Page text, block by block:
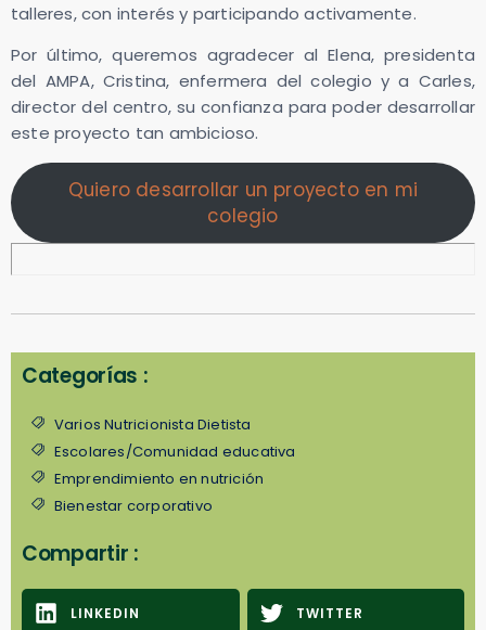
talleres, con interés y participando activamente.
Por último, queremos agradecer al Elena, presidenta
del AMPA, Cristina, enfermera del colegio y a Carles,
director del centro, su confianza para poder desarrollar
este proyecto tan ambicioso.
Quiero desarrollar un proyecto en mi
colegio
Categorías :
Varios Nutricionista Dietista
Escolares/Comunidad educativa
Emprendimiento en nutrición
Bienestar corporativo
Compartir :
LINKEDIN TWITTER